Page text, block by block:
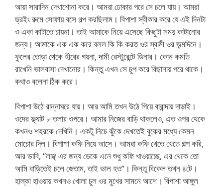
আয়া সারাদিন দেখাশোনা করে। আমরা ঢোকার পরে সে চলে যায়। আমরা
ড্রইং রুমে সোফায় বসে গল্প করছিলাম। বিপাশা স্বীকার করে যে এই দিনটা
ও একা কাটাতে চায়না। তাই আমাকে নিয়ে এসেছে কিছুটা সময় কাটানোর
জন্য। আমাকে এক এক করে বলল কি কি করত ওর স্বামী ওর জন্মদিনে।
ফুলের তোড়া থেকে হীরের গয়না, দামী রেস্টুরেন্টে ডিনার। কোন কমতি
রাখেনি ভালবাসা দেখানোর। কিন্তু এখন সে চুপ করে বিছানায় পরে থাকে।
কথাও বলেনা ঠিক করে।
বিপাশা উঠে রান্নাঘরে যায়। আর আমি তখন উঠে গিয়ে বারান্দায় দাড়াই।
ওদের ফ্ল্যাট ৮ তলার ওপরে। আমার নিজের বাড়ি থাকলেও, এত ওপর থেকে
কখনও শহরকে দেখিনি। একটু নিচে ঝুঁকে দেখতেই বুকের মধ্যে কেমন
মোচোর দিল। বিপাশা কফি নিয়ে আসে। আমরা কফি খেতে খেতে গল্প করি,
আর ভাবি, “লাঞ্ছ এর জন্য ডেকে এনে শুধু কফি খাওয়াচ্ছে, এর থেকে তো
আমি বাড়িতেই চলে জেতাম, তাই ভাল হত”। কিন্তু বিকেল তখন ৪টে।
হাল্কা হাওয়ায় কখনও খোলা চুল ওর মুখের সামনে আশে। বিপাশা আঙ্গুল